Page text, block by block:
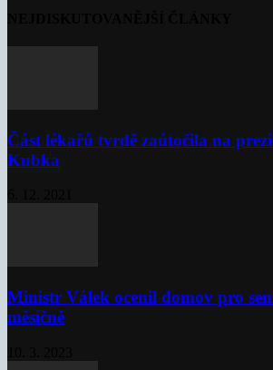
Část lékařů tvrdě zaútočila na
Kubka
Ministr Válek ocenil domov pro
měsíčně